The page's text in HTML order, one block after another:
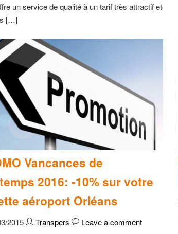
un service de qualité à un tarif très attractif et
[…]
Vancances de
2016: -10% sur votre
aéroport Orléans
2015 Transpers
Leave a comment